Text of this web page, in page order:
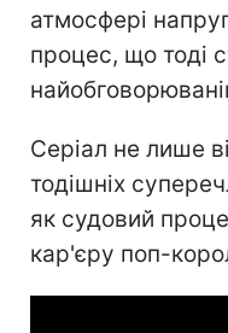
атмосфері
процес, що тоді
Серіал не лише
тодішніх
як судовий
кар'єру поп-